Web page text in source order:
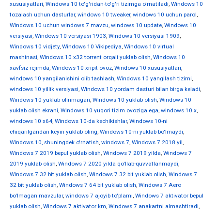
xususiyatlari, Windows 10 to'g'ridan-to'g'ri tizimga o'rnatiladi, Windows 10
tozalash uchun dasturlar, windows 10 tweaker, windows 10 uchun parol,
Windows 10 uchun windows 7 mavzu, windows 10 update, Windows 10
versiyasi, Windows 10 versiyasi 1903, Windows 10 versiyasi 1909,
Windows 10 vidjety, Windows 10 Vikipediya, Windows 10 virtual
mashinasi, Windows 10 x32 torrent orqali yuklab olish, Windows 10
xavfsiz rejimda, Windows 10 xripit ovoz, Windows 10 xususiyatlari,
windows 10 yangilanishini olib tashlash, Windows 10 yangilash tizimi,
windows 10 yillik versiyasi, Windows 10 yordam dasturi bilan birga keladi,
Windows 10 yuklab olinmagan, Windows 10 yuklab olish, Windows 10
yuklab olish ekrani, Windows 10 yuqori tizim ovoziga ega, windows 10 х,
windows 10 х64, Windows 10-da kechikishlar, Windows 10-ni
chiqarilgandan keyin yuklab oling, Windows 10-ni yuklab bo'lmaydi,
Windows 10, shuningdek o'rnatish, windows 7, Windows 7 2018 yil,
Windows 7 2019 bepul yuklab olish, Windows 7 2019 yilda, Windows 7
2019 yuklab olish, Windows 7 2020 yilda qo'llab-quvvatlanmaydi,
Windows 7 32 bit yuklab olish, Windows 7 32 bit yuklab olish, Windows 7
32 bit yuklab olish, Windows 7 64 bit yuklab olish, Windows 7 Aero
bo'lmagan mavzular, windows 7 ajoyib to'plami, Windows 7 aktivator bepul
yuklab olish, Windows 7 aktivator km, Windows 7 anakartni almashtiradi,